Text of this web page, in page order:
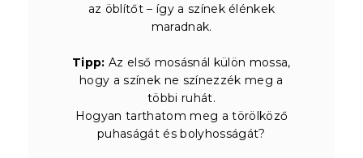
az öblítőt – így a színek élénkek
maradnak.
Tipp: Az első mosásnál külön mossa,
hogy a színek ne színezzék meg a
többi ruhát.
Hogyan tarthatom meg a törölköző
puhaságát és bolyhosságát?